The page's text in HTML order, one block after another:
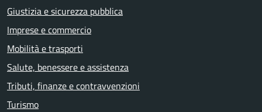
Giustizia e sicurezza pubblica
Imprese e commercio
Mobilità e trasporti
Salute, benessere e assistenza
Tributi, finanze e contravvenzioni
Turismo